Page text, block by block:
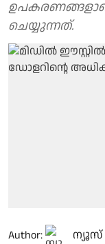
ചെയ്യുന്നത്.
Author: